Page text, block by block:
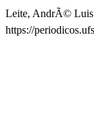
Leite, AndrÃ© Luis
https://